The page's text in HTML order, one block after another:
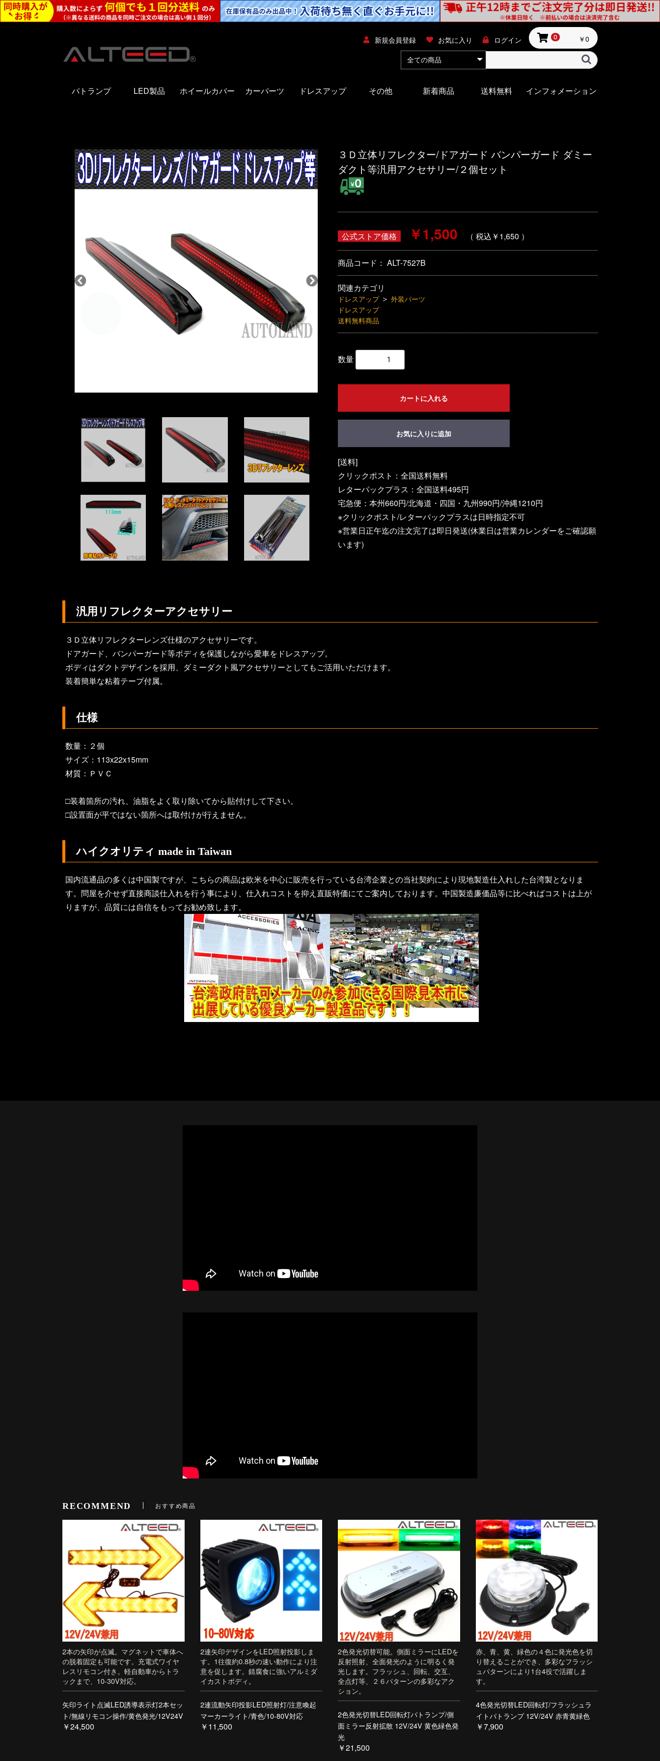
新規会員登録 お気に入り ログイン 0 ￥0
パトランプ LED製品 ホイールカバー カーパーツ ドレスアップ その他 新着商品 送料無料 インフォメーション
３Ｄ立体リフレクター/ドアガード バンパーガード ダミー
ダクト等汎用アクセサリー/２個セット
公式ストア価格 ￥1,500 （ 税込￥1,650 ）
商品コード： ALT-7527B
関連カテゴリ
ドレスアップ ＞ 外装パーツ
ドレスアップ
送料無料商品
数量
カートに入れる
お気に入りに追加
[送料]
クリックポスト：全国送料無料
レターパックプラス：全国送料495円
宅急便：本州660円/北海道・四国・九州990円/沖縄1210円
※クリックポスト/レターパックプラスは日時指定不可
※営業日正午迄の注文完了は即日発送(休業日は営業カレンダーをご確認願
います)
汎用リフレクターアクセサリー
３Ｄ立体リフレクターレンズ仕様のアクセサリーです。
ドアガード、バンパーガード等ボディを保護しながら愛車をドレスアップ。
ボディはダクトデザインを採用、ダミーダクト風アクセサリーとしてもご活用いただけます。
装着簡単な粘着テープ付属。
仕様
数量：２個
サイズ：113x22x15mm
材質：ＰＶＣ
□装着箇所の汚れ、油脂をよく取り除いてから貼付けして下さい。
□設置面が平ではない箇所へは取付けが行えません。
ハイクオリティ made in Taiwan
国内流通品の多くは中国製ですが、こちらの商品は欧米を中心に販売を行っている台湾企業との当社契約により現地製造仕入れした台湾製となりま
す。問屋を介せず直接商談仕入れを行う事により、仕入れコストを抑え直販特価にてご案内しております。中国製造廉価品等に比べればコストは上が
りますが、品質には自信をもってお勧め致します。
RECOMMEND おすすめ商品
2本の矢印が点滅。マグネットで車体へ
の脱着固定も可能です。充電式ワイヤ
レスリモコン付き。軽自動車からトラ
ックまで、10-30V対応。
矢印ライト点滅LED誘導表示灯2本セッ
ト/無線リモコン操作/黄色発光/12V24V
￥24,500
2連矢印デザインをLED照射投影しま
す。1往復約0.8秒の速い動作により注
意を促します。錆腐食に強いアルミダ
イカストボディ。
2連流動矢印投影LED照射灯/注意喚起
マーカーライト/青色/10-80V対応
￥11,500
2色発光切替可能。側面ミラーにLEDを
反射照射、全面発光のように明るく発
光します。フラッシュ、回転、交互、
全点灯等、２６パターンの多彩なアク
ション。
2色発光切替LED回転灯パトランプ/側
面ミラー反射拡散 12V/24V 黄色緑色発
光
￥21,500
赤、青、黄、緑色の４色に発光色を切
り替えることができ、多彩なフラッシ
ュパターンにより1台4役で活躍しま
す。
4色発光切替LED回転灯/フラッシュラ
イトパトランプ 12V/24V 赤青黄緑色
￥7,900